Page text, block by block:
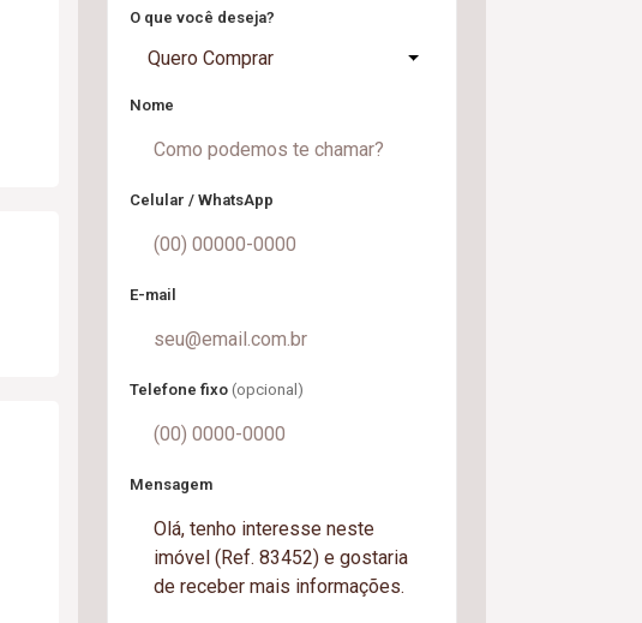
O que você deseja?
Quero Comprar
Nome
Celular / WhatsApp
E-mail
Telefone fixo (opcional)
Mensagem